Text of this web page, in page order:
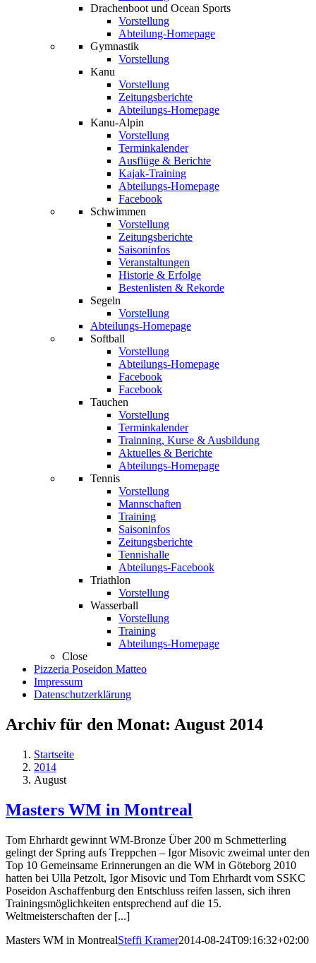
Drachenboot und Ocean Sports
Vorstellung
Abteilung-Homepage
Gymnastik
Vorstellung
Kanu
Vorstellung
Zeitungsberichte
Abteilungs-Homepage
Kanu-Alpin
Vorstellung
Terminkalender
Ausflüge & Berichte
Kajak-Training
Abteilungs-Homepage
Facebook
Schwimmen
Vorstellung
Zeitungsberichte
Saisoninfos
Veranstaltungen
Historie & Erfolge
Bestenlisten & Rekorde
Segeln
Vorstellung
Abteilungs-Homepage
Softball
Vorstellung
Abteilungs-Homepage
Facebook
Facebook
Tauchen
Vorstellung
Terminkalender
Trainning, Kurse & Ausbildung
Aktuelles & Berichte
Abteilungs-Homepage
Tennis
Vorstellung
Mannschaften
Training
Saisoninfos
Zeitungsberichte
Tennishalle
Abteilungs-Facebook
Triathlon
Vorstellung
Wasserball
Vorstellung
Training
Abteilungs-Homepage
Close
Pizzeria Poseidon Matteo
Impressum
Datenschutzerklärung
Archiv für den Monat: August 2014
Startseite
2014
August
Masters WM in Montreal
Tom Ehrhardt gewinnt WM-Bronze Über 200 m Schmetterling
gelingt der Spring aufs Treppchen – Igor Misovic zweimal unter den
Top 10 Gemeinsame Erinnerungen an die WM in Göteborg 2010
hatten bei Ulla Petzolt, Igor Misovic und Tom Ehrhardt vom SSKC
Poseidon Aschaffenburg den Entschluss reifen lassen, sich ihren
Trainingsmöglichkeiten entsprechend auf die 15.
Weltmeisterschaften der [...]
Masters WM in MontrealSteffi Kramer2014-08-24T09:16:32+02:00